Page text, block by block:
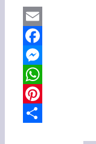
Email
Facebook
Messenger
WhatsApp
Pinterest